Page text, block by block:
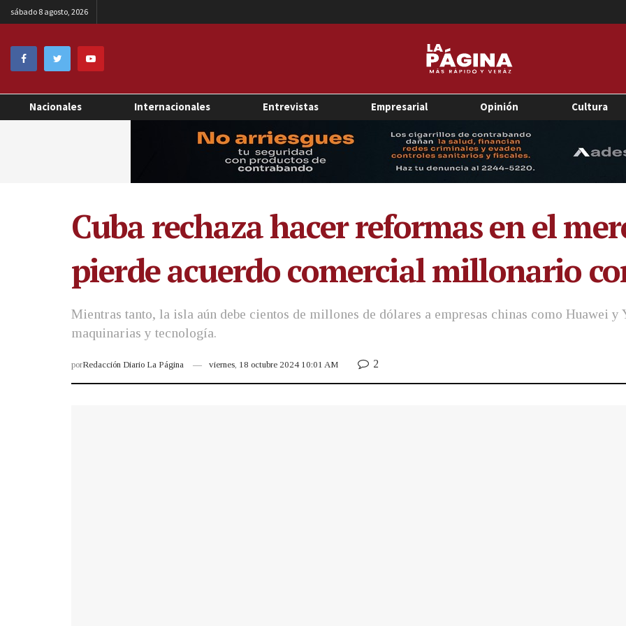
sábado 8 agosto, 2026
Nacionales Internacionales Entrevistas Empresarial Opinión Cultura
Cuba rechaza hacer reformas en el
pierde acuerdo comercial millonario
Mientras tanto, la isla aún debe cientos de millones de dólares a empresas chinas como Huawei
maquinarias y tecnología.
porRedacción Diario La Página viernes, 18 octubre 2024 10:01 AM 2